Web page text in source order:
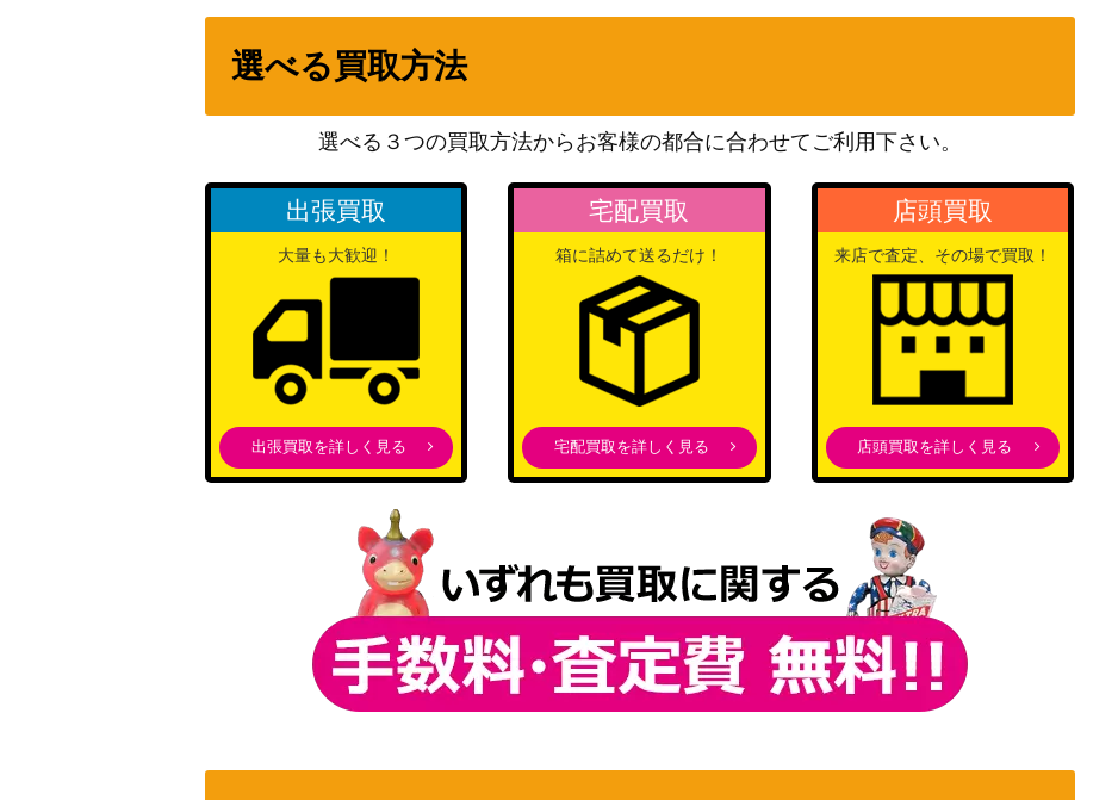
選べる買取方法
選べる３つの買取方法からお客様の都合に合わせてご利用下さい。
出張買取
大量も大歓迎！
出張買取を詳しく見る
宅配買取
箱に詰めて送るだけ！
宅配買取を詳しく見る
店頭買取
来店で査定、その場で買取！
店頭買取を詳しく見る